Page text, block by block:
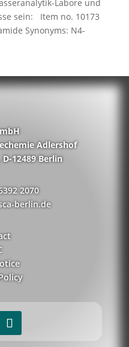
Labore und
sein: Item no. 10173
Synonyms: N4-
Adlershof
12489 Berlin
2070
berlin.de